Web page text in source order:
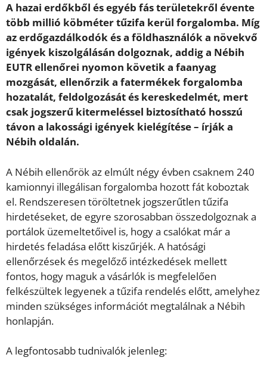
A hazai erdőkből és egyéb fás területekről évente
több millió köbméter tűzifa kerül forgalomba. Míg
az erdőgazdálkodók és a földhasználók a növekvő
igények kiszolgálásán dolgoznak, addig a Nébih
EUTR ellenőrei nyomon követik a faanyag
mozgását, ellenőrzik a fatermékek forgalomba
hozatalát, feldolgozását és kereskedelmét, mert
csak jogszerű kitermeléssel biztosítható hosszú
távon a lakossági igények kielégítése – írják a
Nébih oldalán.
A Nébih ellenőrök az elmúlt négy évben csaknem 240
kamionnyi illegálisan forgalomba hozott fát koboztak
el. Rendszeresen töröltetnek jogszerűtlen tűzifa
hirdetéseket, de egyre szorosabban összedolgoznak a
portálok üzemeltetőivel is, hogy a csalókat már a
hirdetés feladása előtt kiszűrjék. A hatósági
ellenőrzések és megelőző intézkedések mellett
fontos, hogy maguk a vásárlók is megfelelően
felkészültek legyenek a tűzifa rendelés előtt, amelyhez
minden szükséges információt megtalálnak a Nébih
honlapján.
A legfontosabb tudnivalók jelenleg: